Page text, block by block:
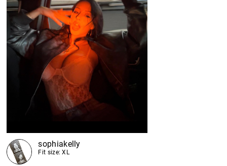
sophiakelly
Fit size: XL